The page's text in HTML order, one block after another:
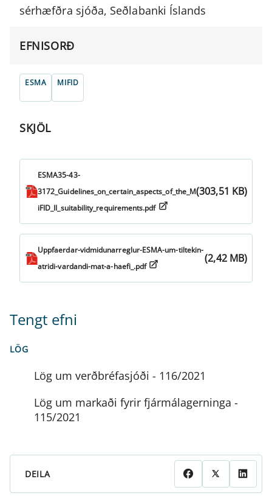
sérhæfðra sjóða, Seðlabanki Íslands
EFNISORÐ
ESMA MIFID
SKJÖL
ESMA35-43-
3172_Guidelines_on_certain_aspects_of_the_M
iFID_II_suitability_requirements.pdf
(303,51 KB)
Uppfaerdar-vidmidunarreglur-ESMA-um-tiltekin-
atridi-vardandi-mat-a-haefi_.pdf
(2,42 MB)
Tengt efni
LÖG
Lög um verðbréfasjóði - 116/2021
Lög um markaði fyrir fjármálagerninga -
115/2021
DEILA